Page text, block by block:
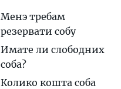
Менэ требам
резервати собу
Имате ли слoбодних
сoба?
Кoлико кoшта сoба